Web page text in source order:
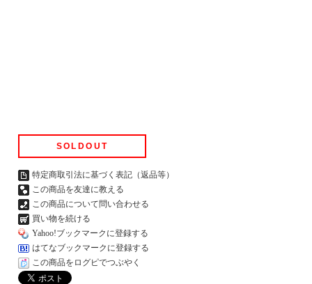
SOLDOUT
特定商取引法に基づく表記（返品等）
この商品を友達に教える
この商品について問い合わせる
買い物を続ける
Yahoo!ブックマークに登録する
はてなブックマークに登録する
この商品をログピでつぶやく